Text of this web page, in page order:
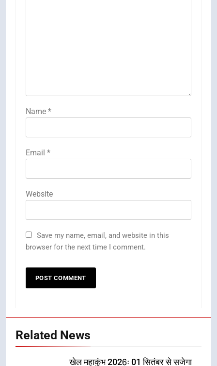
Name *
Email *
Website
Save my name, email, and website in this
browser for the next time I comment.
Related News
खेल महाकुंभ 2026ः 01 सितंबर से सजेगा